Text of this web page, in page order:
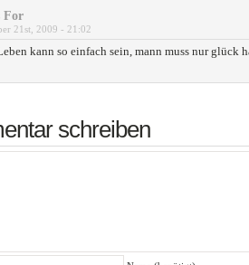
For
21st, 2009 - 21:02
kann so einfach sein, mann muss nur glück
schreiben